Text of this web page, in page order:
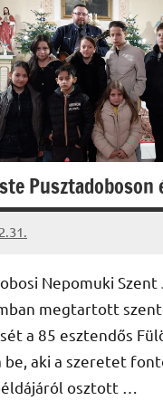
Pusztadoboson
Nepomuki Szent
megtartott
a 85 esztendős
aki a szeretet
osztott …